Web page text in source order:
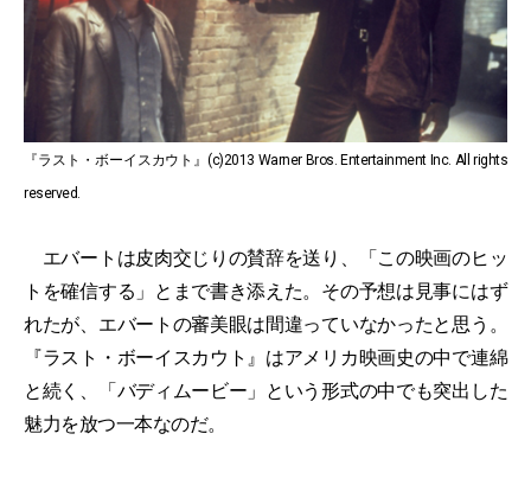
『ラスト・ボーイスカウト』(c)2013 Warner Bros. Entertainment Inc. All rights
reserved.
エバートは皮肉交じりの賛辞を送り、「この映画のヒッ
トを確信する」とまで書き添えた。その予想は見事にはず
れたが、エバートの審美眼は間違っていなかったと思う。
『ラスト・ボーイスカウト』はアメリカ映画史の中で連綿
と続く、「バディムービー」という形式の中でも突出した
魅力を放つ一本なのだ。